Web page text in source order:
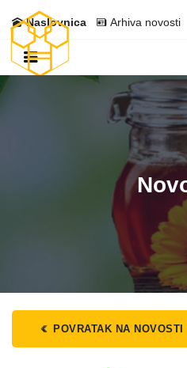
Naslovnica Arhiva novosti
POVRATAK NA NOVOSTI